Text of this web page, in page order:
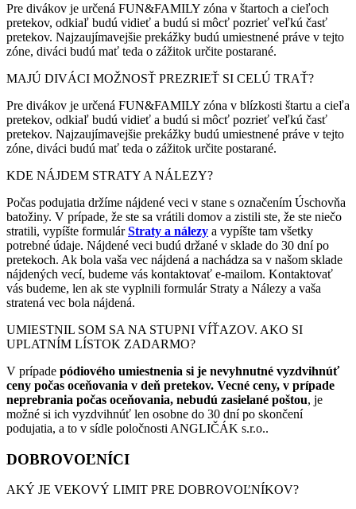
Pre divákov je určená FUN&FAMILY zóna v štartoch a cieľoch
pretekov, odkiaľ budú vidieť a budú si môcť pozrieť veľkú časť
pretekov. Najzaujímavejšie prekážky budú umiestnené práve v tejto
zóne, diváci budú mať teda o zážitok určite postarané.
MAJÚ DIVÁCI MOŽNOSŤ PREZRIEŤ SI CELÚ TRAŤ?
Pre divákov je určená FUN&FAMILY zóna v blízkosti štartu a cieľa
pretekov, odkiaľ budú vidieť a budú si môcť pozrieť veľkú časť
pretekov. Najzaujímavejšie prekážky budú umiestnené práve v tejto
zóne, diváci budú mať teda o zážitok určite postarané.
KDE NÁJDEM STRATY A NÁLEZY?
Počas podujatia držíme nájdené veci v stane s označením Úschovňa
batožiny. V prípade, že ste sa vrátili domov a zistili ste, že ste niečo
stratili, vypíšte formulárStraty a nálezy a vypíšte tam všetky
potrebné údaje. Nájdené veci budú držané v sklade do 30 dní po
pretekoch. Ak bola vaša vec nájdená a nachádza sa v našom sklade
nájdených vecí, budeme vás kontaktovať e-mailom. Kontaktovať
vás budeme, len ak ste vyplnili formulár Straty a Nálezy a vaša
stratená vec bola nájdená.
UMIESTNIL SOM SA NA STUPNI VÍŤAZOV. AKO SI
UPLATNÍM LÍSTOK ZADARMO?
V prípade pódiového umiestnenia si je nevyhnutné vyzdvihnúť
ceny počas oceňovania v deň pretekov. Vecné ceny, v prípade
neprebrania počas oceňovania, nebudú zasielané poštou, je
možné si ich vyzdvihnúť len osobne do 30 dní po skončení
podujatia, a to v sídle poločnosti ANGLIČÁK s.r.o..
DOBROVOĽNÍCI
AKÝ JE VEKOVÝ LIMIT PRE DOBROVOĽNÍKOV?